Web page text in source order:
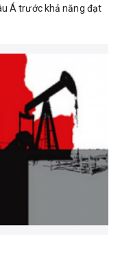
Á trước khả năng đạt